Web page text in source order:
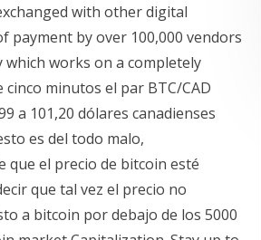
with other digital
payment by over 100,000 vendors
works on a completely
minutos el par BTC/CAD
a 101,20 dólares canadienses
es del todo malo,
que el precio de bitcoin esté
que tal vez el precio no
a bitcoin por debajo de los 5000